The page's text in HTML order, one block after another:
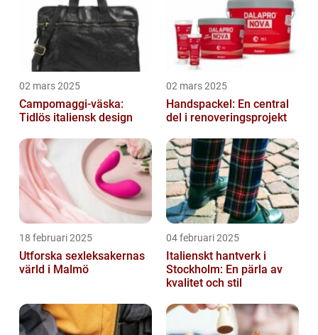
02 mars 2025
Campomaggi-väska:
Tidlös italiensk design
02 mars 2025
Handspackel: En central
del i renoveringsprojekt
18 februari 2025
Utforska sexleksakernas
värld i Malmö
04 februari 2025
Italienskt hantverk i
Stockholm: En pärla av
kvalitet och stil